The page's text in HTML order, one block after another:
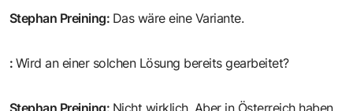
Stephan Preining: Das wäre eine Variante.
: Wird an einer solchen Lösung bereits gearbeitet?